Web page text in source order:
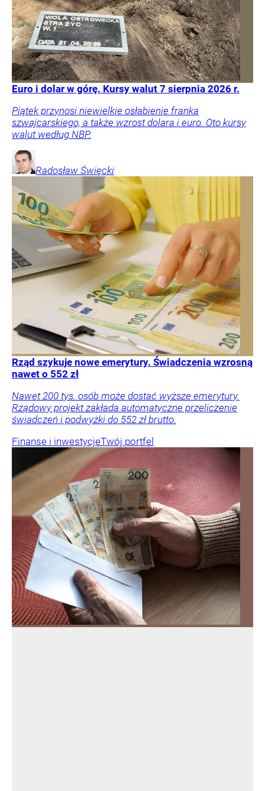
Euro i dolar w górę. Kursy walut 7 sierpnia 2026 r.
Piątek przynosi niewielkie osłabienie franka
szwajcarskiego, a także wzrost dolara i euro. Oto kursy
walut według NBP.
Radosław Święcki
Rząd szykuje nowe emerytury. Świadczenia wzrosną
nawet o 552 zł
Nawet 200 tys. osób może dostać wyższe emerytury.
Rządowy projekt zakłada automatyczne przeliczenie
świadczeń i podwyżki do 552 zł brutto.
Finanse i inwestycjeTwój portfel